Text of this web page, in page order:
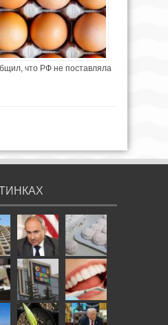
что РФ не поставляла